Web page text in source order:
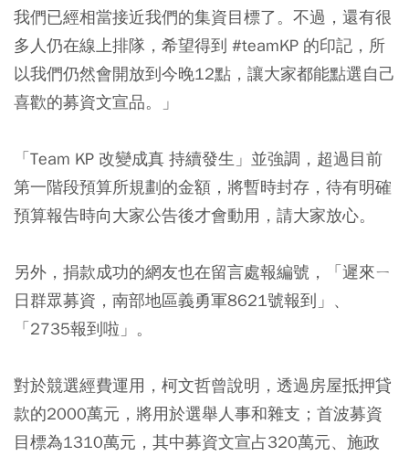
我們已經相當接近我們的集資目標了。不過，還有很
多人仍在線上排隊，希望得到 #teamKP 的印記，所
以我們仍然會開放到今晚12點，讓大家都能點選自己
喜歡的募資文宣品。」
「Team KP 改變成真 持續發生」並強調，超過目前
第一階段預算所規劃的金額，將暫時封存，待有明確
預算報告時向大家公告後才會動用，請大家放心。
另外，捐款成功的網友也在留言處報編號，「遲來ㄧ
日群眾募資，南部地區義勇軍8621號報到」、
「2735報到啦」。
對於競選經費運用，柯文哲曾說明，透過房屋抵押貸
款的2000萬元，將用於選舉人事和雜支；首波募資
目標為1310萬元，其中募資文宣占320萬元、施政